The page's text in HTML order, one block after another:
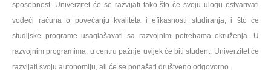
sposobnost. Univerzitet će se razvijati tako što će svoju ulogu ostvarivati
vodeći računa o povećanju kvaliteta i efikasnosti studiranja, i što će
studijske programe usaglašavati sa razvojnim potrebama okruženja. U
razvojnim programima, u centru pažnje uvijek će biti student. Univerzitet će
razvijati svoju autonomiju, ali će se ponašati društveno odgovorno.